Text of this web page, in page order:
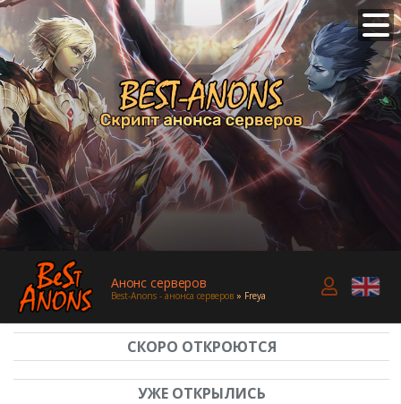
Анонс серверов
Best-Anons - анонса серверов» Freya
СКОРО ОТКРОЮТСЯ
УЖЕ ОТКРЫЛИСЬ